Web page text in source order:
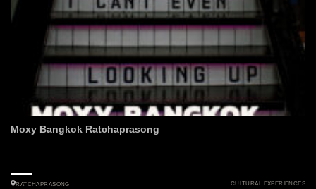
Moxy Bangkok Ratchaprasong
RATCHAPRASONG CULTURAL EXPERIENCES